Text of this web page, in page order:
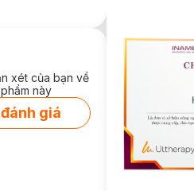
sau lần
thanh xuân
xét của bạn về
này
giá